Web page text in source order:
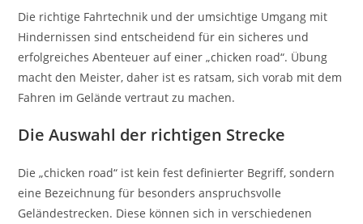
Die richtige Fahrtechnik und der umsichtige Umgang mit
Hindernissen sind entscheidend für ein sicheres und
erfolgreiches Abenteuer auf einer „chicken road“. Übung
macht den Meister, daher ist es ratsam, sich vorab mit dem
Fahren im Gelände vertraut zu machen.
Die Auswahl der richtigen Strecke
Die „chicken road“ ist kein fest definierter Begriff, sondern
eine Bezeichnung für besonders anspruchsvolle
Geländestrecken. Diese können sich in verschiedenen